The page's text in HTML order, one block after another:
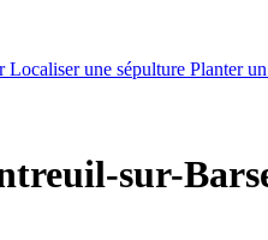
Localiser une sépulture Planter
sur-